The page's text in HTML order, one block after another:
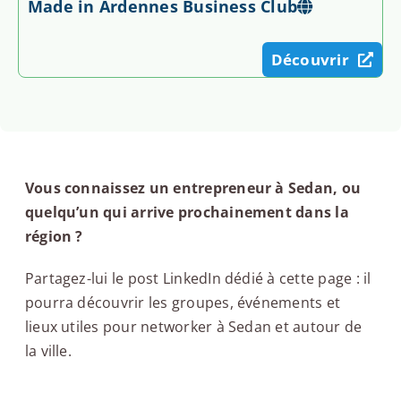
Made in Ardennes Business Club
Découvrir
Vous connaissez un entrepreneur à Sedan, ou
quelqu’un qui arrive prochainement dans la
région ?
Partagez-lui le post LinkedIn dédié à cette page : il
pourra découvrir les groupes, événements et
lieux utiles pour networker à Sedan et autour de
la ville.